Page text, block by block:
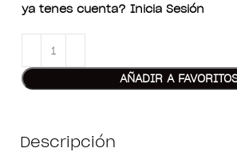
ya tenes cuenta? Inicia Sesión
AÑADIR A
Descripción